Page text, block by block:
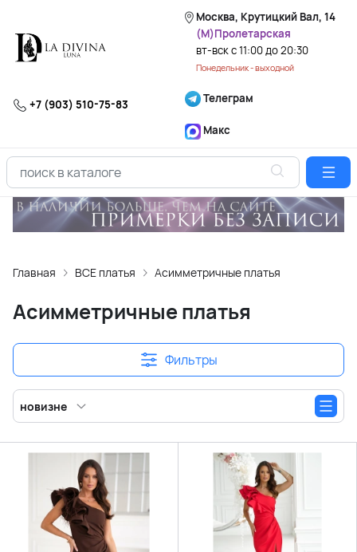
Москва, Крутицкий Вал, 14
(М)Пролетарская
вт-вск с 11:00 до 20:30
Понедельник - выходной
+7 (903) 510-75-83 Телеграм
Макс
Главная ВСЕ платья Асимметричные платья
Асимметричные платья
Фильтры
новизне